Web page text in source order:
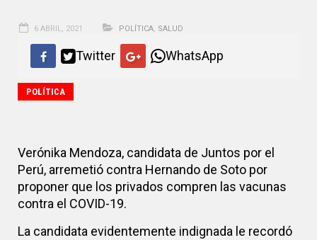
6 ABRIL, 2021 POLÍTICA, SALUD
Twitter WhatsApp
POLÍTICA
Verónika Mendoza, candidata de Juntos por el
Perú, arremetió contra Hernando de Soto por
proponer que los privados compren las vacunas
contra el COVID-19.
La candidata evidentemente indignada le recordó